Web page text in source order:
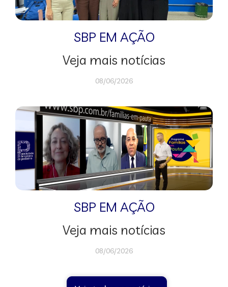
SBP EM AÇÃO
Veja mais notícias
08/06/2026
SBP EM AÇÃO
Veja mais notícias
08/06/2026